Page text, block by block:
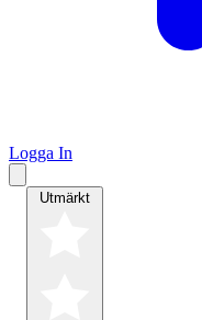
Logga In
Utmärkt